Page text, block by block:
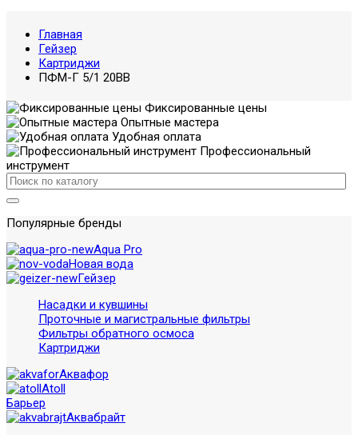
Главная
Гейзер
Картриджи
ПФМ-Г 5/1 20BB
Фиксированные цены
Опытные мастера
Удобная оплата
Профессиональный
инструмент
Популярные бренды
Aqua Pro
Новая вода
Гейзер
Насадки и кувшины
Проточные и магистральные фильтры
Фильтры обратного осмоса
Картриджи
Аквафор
Atoll
Барьер
Аквабрайт